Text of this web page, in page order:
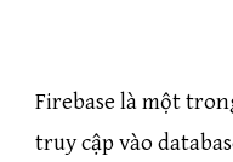
Firebase là một
truy cập vào